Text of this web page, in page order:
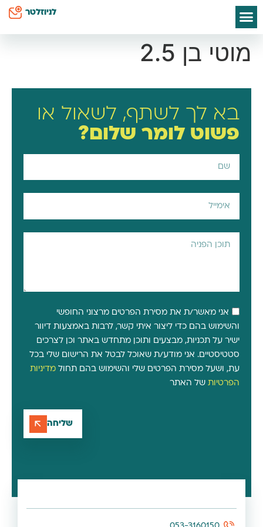
לתוכן
לניוזלטר
מוטי בן 2.5
בא לך לשתף, לשאול או
פשוט לומר שלום?
אני מאשר/ת את מסירת הפרטים מרצוני החופשי
והשימוש בהם כדי ליצור איתי קשר, לרבות באמצעות דיוור
ישיר על תכניות, מבצעים ותוכן מתחדש באתר וכן לצרכים
סטטיסטיים. אני מודע/ת שאוכל לבטל את הרישום שלי בכל
עת, ושעל מסירת הפרטים שלי והשימוש בהם תחול מדיניות
הפרטיות של האתר
שליחה